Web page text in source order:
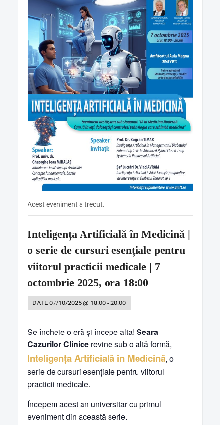
Acest eveniment a trecut.
Inteligența Artificială în Medicină |
o serie de cursuri esențiale pentru
viitorul practicii medicale | 7
octombrie 2025, ora 18:00
DATE 07/10/2025 @ 18:00 -20:00
Se încheie o eră și începe alta!Seara
Cazurilor Clinice revine sub o altă formă,
Inteligența Artificială în Medicină, o
serie de cursuri esențiale pentru viitorul
practicii medicale.
Începem acest an universitar cu primul
eveniment din această serie.